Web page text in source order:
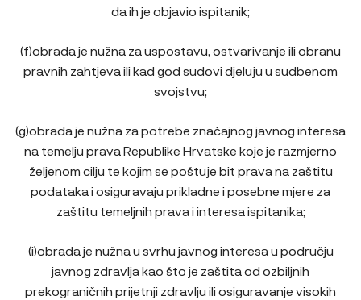
da ih je objavio ispitanik;
(f)obrada je nužna za uspostavu, ostvarivanje ili obranu
pravnih zahtjeva ili kad god sudovi djeluju u sudbenom
svojstvu;
(g)obrada je nužna za potrebe značajnog javnog interesa
na temelju prava Republike Hrvatske koje je razmjerno
željenom cilju te kojim se poštuje bit prava na zaštitu
podataka i osiguravaju prikladne i posebne mjere za
zaštitu temeljnih prava i interesa ispitanika;
(i)obrada je nužna u svrhu javnog interesa u području
javnog zdravlja kao što je zaštita od ozbiljnih
prekograničnih prijetnji zdravlju ili osiguravanje visokih